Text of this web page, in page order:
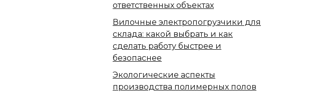
ответственных объектах
Вилочные электропогрузчики для
склада: какой выбрать и как
сделать работу быстрее и
безопаснее
Экологические аспекты
производства полимерных полов